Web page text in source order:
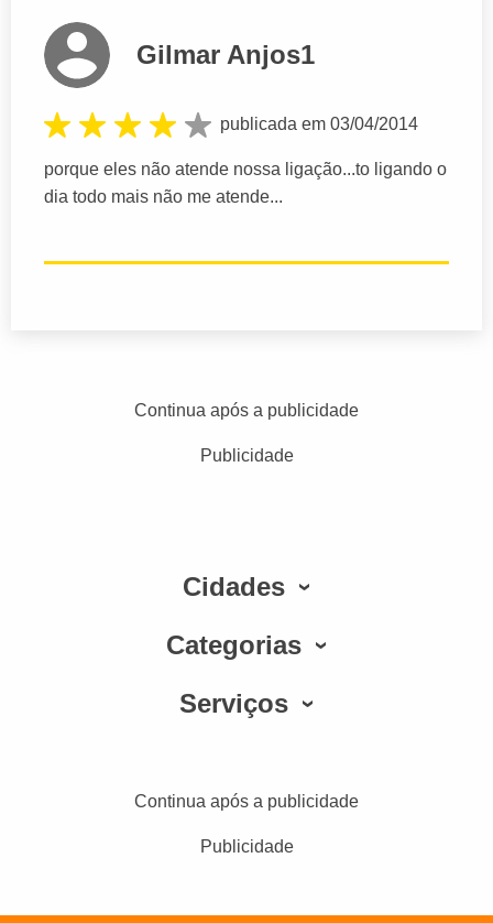
Gilmar Anjos1
publicada em 03/04/2014
porque eles não atende nossa ligação...to ligando o
dia todo mais não me atende...
Continua após a publicidade
Publicidade
Cidades
Categorias
Serviços
Continua após a publicidade
Publicidade